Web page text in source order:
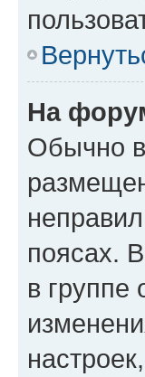
На
Обычно
поясах.
в группе